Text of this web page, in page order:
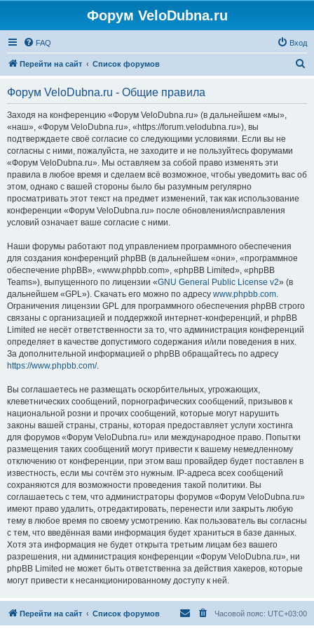
Форум VeloDubna.ru
FAQ Вход
Перейти на сайт Список форумов
Форум VeloDubna.ru - Общие правила
Заходя на конференцию «Форум VeloDubna.ru» (в дальнейшем «мы»,
«наш», «Форум VeloDubna.ru», «https://forum.velodubna.ru»), вы
подтверждаете своё согласие со следующими условиями. Если вы не
согласны с ними, пожалуйста, не заходите и не пользуйтесь форумами
«Форум VeloDubna.ru». Мы оставляем за собой право изменять эти
правила в любое время и сделаем всё возможное, чтобы уведомить вас об
этом, однако с вашей стороны было бы разумным регулярно
просматривать этот текст на предмет изменений, так как использование
конференции «Форум VeloDubna.ru» после обновления/исправления
условий означает ваше согласие с ними.
Наши форумы работают под управлением программного обеспечения
для создания конференций phpBB (в дальнейшем «они», «программное
обеспечение phpBB», «www.phpbb.com», «phpBB Limited», «phpBB
Teams»), выпущенного по лицензии «GNU General Public License v2» (в
дальнейшем «GPL»). Скачать его можно по адресу www.phpbb.com.
Ограничения лицензии GPL для программного обеспечения phpBB строго
связаны с организацией и поддержкой интернет-конференций, и phpBB
Limited не несёт ответственности за то, что администрация конференций
определяет в качестве допустимого содержания и/или поведения в них.
За дополнительной информацией о phpBB обращайтесь по адресу
https://www.phpbb.com/.
Вы соглашаетесь не размещать оскорбительных, угрожающих,
клеветнических сообщений, порнографических сообщений, призывов к
национальной розни и прочих сообщений, которые могут нарушить
законы вашей страны, страны, которая предоставляет услуги хостинга
для форумов «Форум VeloDubna.ru» или международное право. Попытки
размещения таких сообщений могут привести к вашему немедленному
отключению от конференции, при этом ваш провайдер будет поставлен в
известность, если мы сочтём это нужным. IP-адреса всех сообщений
сохраняются для возможности проведения такой политики. Вы
соглашаетесь с тем, что администраторы форумов «Форум VeloDubna.ru»
имеют право удалить, отредактировать, перенести или закрыть любую
тему в любое время по своему усмотрению. Как пользователь вы согласны
с тем, что введённая вами информация будет храниться в базе данных.
Хотя эта информация не будет открыта третьим лицам без вашего
разрешения, ни администрация конференции «Форум VeloDubna.ru», ни
phpBB Limited не может быть ответственна за действия хакеров, которые
могут привести к несанкционированному доступу к ней.
Перейти на сайт Список форумов Часовой пояс: UTC+03:00